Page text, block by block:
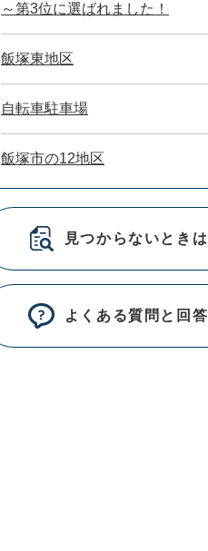
～第3位に選ばれました！
飯塚東地区
自転車駐車場
飯塚市の12地区
見つからないときは
よくある質問と回答